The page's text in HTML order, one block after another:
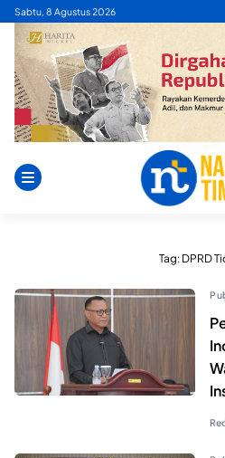
Skip
content
Sabtu, 8 Agustus 2026
Tag: DPRD